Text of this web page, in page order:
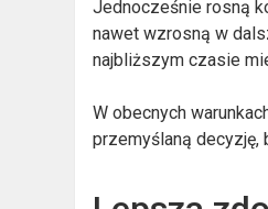
Jednocześnie rosną
nawet wzrosną w
najbliższym czasie
W obecnych
przemyślaną decyzję,